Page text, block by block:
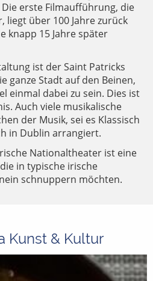
erste Filmaufführung, die
liegt über 100 Jahre zurück
knapp 15 Jahre später
ist der Saint Patricks
ganze Stadt auf den Beinen,
einmal dabei zu sein. Dies ist
Auch viele musikalische
der Musik, sei es Klassisch
in Dublin arrangiert.
Nationaltheater ist eine
in typische irische
schnuppern möchten.
Kunst & Kultur